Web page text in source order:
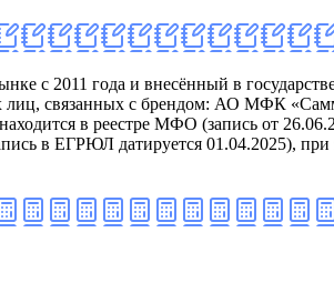
2011 года и внесённый в
лиц, связанных с брендом: АО МФК
в реестре МФО (запись от
в ЕГРЮЛ датируется 01.04.2025), при